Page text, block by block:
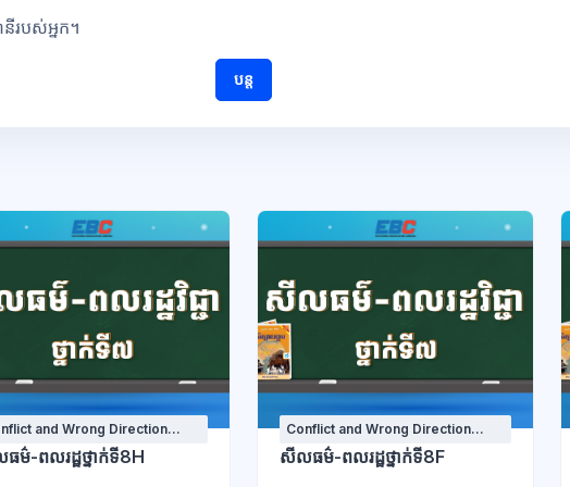
របស់អ្នក។
បន្ត
and Wrong Direction
ម៌-ពលរដ្ឋថ្នាក់ទី8H
Conflict and Wrong Direction
Courses
សីលធម៌-ពលរដ្ឋថ្នាក់ទី8F